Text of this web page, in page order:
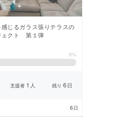
じるガラス張りテラスの
ェクト 第１弾
0%
支援者 1 人 残り 6日
6日